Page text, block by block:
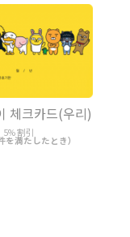
체크카드(우리)
5% 割引
を満たしたとき）